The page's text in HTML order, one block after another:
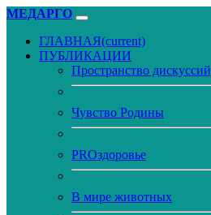
МЕДАРГО
ГЛАВНАЯ(current)
ПУБЛИКАЦИИ
Пространство дискуссий
Чувство Родины
PROздоровье
В мире животных